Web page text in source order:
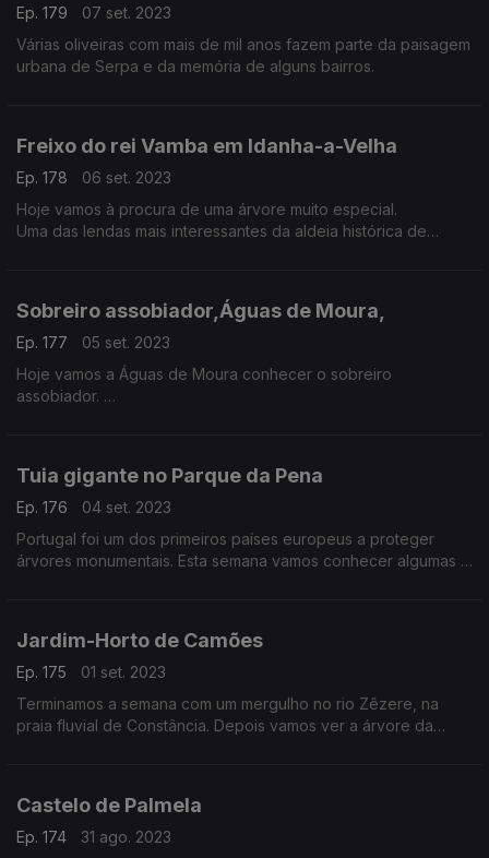
Ep. 179
07 set. 2023
Várias oliveiras com mais de mil anos fazem parte da paisagem
urbana de Serpa e da memória de alguns bairros.
Freixo do rei Vamba em Idanha-a-Velha
Ep. 178
06 set. 2023
Hoje vamos à procura de uma árvore muito especial.
Uma das lendas mais interessantes da aldeia histórica de
Sobreiro assobiador,Águas de Moura,
Ep. 177
05 set. 2023
Hoje vamos a Águas de Moura conhecer o sobreiro
assobiador.
Tuia gigante no Parque da Pena
Ep. 176
04 set. 2023
Portugal foi um dos primeiros países europeus a proteger
árvores monumentais. Esta semana vamos conhecer algumas e
Jardim-Horto de Camões
Ep. 175
01 set. 2023
Terminamos a semana com um mergulho no rio Zêzere, na
praia fluvial de Constância. Depois vamos ver a árvore da
Castelo de Palmela
Ep. 174
31 ago. 2023